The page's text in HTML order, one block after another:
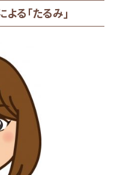
る「たるみ」